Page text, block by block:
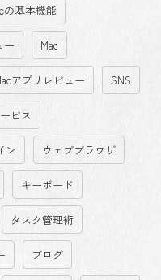
の基本機能
ー Mac
アプリレビュー SNS
ビス
ン ウェブブラウザ
キーボード
タスク管理術
ブログ